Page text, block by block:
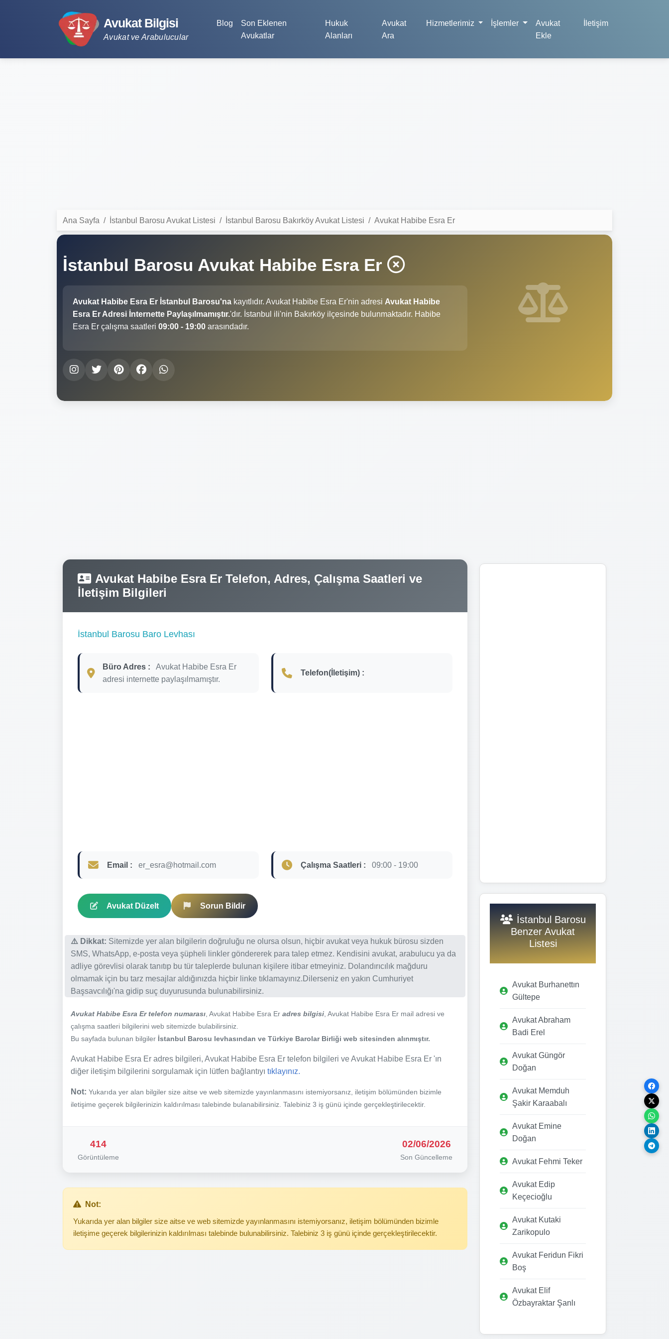
Avukat Bilgisi
Avukat ve Arabulucular
Blog
Son Eklenen
Avukatlar
Hukuk
Alanları
Avukat
Ara
Hizmetlerimiz İşlemler
Avukat
Ekle
İletişim
Ana Sayfa İstanbul Barosu Avukat Listesi İstanbul Barosu Bakırköy Avukat Listesi Avukat Habibe Esra Er
İstanbul Barosu Avukat Habibe Esra Er
Avukat Habibe Esra Er İstanbul Barosu'na kayıtlıdır. Avukat Habibe Esra Er'nin adresi Avukat Habibe
Esra Er Adresi İnternette Paylaşılmamıştır.'dır. İstanbul ili'nin Bakırköy ilçesinde bulunmaktadır. Habibe
Esra Er çalışma saatleri 09:00 - 19:00 arasındadır.
Avukat Habibe Esra Er Telefon, Adres, Çalışma Saatleri ve
İletişim Bilgileri
İstanbul Barosu Baro Levhası
Büro Adres :
Avukat Habibe Esra Er
adresi internette paylaşılmamıştır.
Telefon(İletişim) :
Email : er_esra@hotmail.com Çalışma Saatleri : 09:00 - 19:00
Avukat Düzelt Sorun Bildir
⚠️ Dikkat: Sitemizde yer alan bilgilerin doğruluğu ne olursa olsun, hiçbir avukat veya hukuk bürosu sizden
SMS, WhatsApp, e-posta veya şüpheli linkler göndererek para talep etmez. Kendisini avukat, arabulucu ya da
adliye görevlisi olarak tanıtıp bu tür taleplerde bulunan kişilere itibar etmeyiniz. Dolandırıcılık mağduru
olmamak için bu tarz mesajlar aldığınızda hiçbir linke tıklamayınız.Dilerseniz en yakın Cumhuriyet
Başsavcılığı'na gidip suç duyurusunda bulunabilirsiniz.
Avukat Habibe Esra Er telefon numarası , Avukat Habibe Esra Er adres bilgisi , Avukat Habibe Esra Er mail adresi ve
çalışma saatleri bilgilerini web sitemizde bulabilirsiniz.
Bu sayfada bulunan bilgiler İstanbul Barosu levhasından ve Türkiye Barolar Birliği web sitesinden alınmıştır.
Avukat Habibe Esra Er adres bilgileri, Avukat Habibe Esra Er telefon bilgileri ve Avukat Habibe Esra Er 'ın
diğer iletişim bilgilerini sorgulamak için lütfen bağlantıyı tıklayınız.
Not: Yukarıda yer alan bilgiler size aitse ve web sitemizde yayınlanmasını istemiyorsanız, iletişim bölümünden bizimle
iletişime geçerek bilgilerinizin kaldırılması talebinde bulanabilirsiniz. Talebiniz 3 iş günü içinde gerçekleştirilecektir.
414
Görüntüleme
02/06/2026
Son Güncelleme
Not:
Yukarıda yer alan bilgiler size aitse ve web sitemizde yayınlanmasını istemiyorsanız, iletişim bölümünden bizimle
iletişime geçerek bilgilerinizin kaldırılması talebinde bulunabilirsiniz. Talebiniz 3 iş günü içinde gerçekleştirilecektir.
İstanbul Barosu
Benzer Avukat
Listesi
Avukat Burhanettın
Gültepe
Avukat Abraham
Badi Erel
Avukat Güngör
Doğan
Avukat Memduh
Şakir Karaabalı
Avukat Emine
Doğan
Avukat Fehmi Teker
Avukat Edip
Keçecioğlu
Avukat Kutaki
Zarikopulo
Avukat Feridun Fikri
Boş
Avukat Elif
Özbayraktar Şanlı